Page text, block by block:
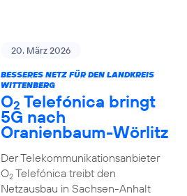
20. März 2026
BESSERES NETZ FÜR DEN LANDKREIS
WITTENBERG
O2 Telefónica bringt
5G nach
Oranienbaum-Wörlitz
Der Telekommunikationsanbieter
O2Telefónica treibt den
Netzausbau in Sachsen-Anhalt